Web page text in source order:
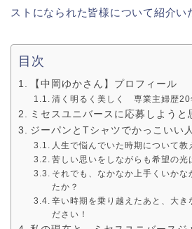
ストになられた皆様について紹介い
目次
【中岡ゆかさん】プロフィール
清く明るく美しく 専業主婦歴20
ミセスユニバースに応募しようと
ジーパンとTシャツでかっこいい人
人生で悩んでいた時期について教
苦しい思いをしながらも希望の光
それでも、なかなか上手くいかな
たか？
辛い時期を乗り越えたあと、大き
ださい！